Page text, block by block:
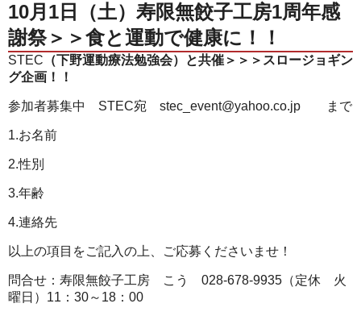
10月1日（土）寿限無餃子工房1周年感
謝祭＞＞食と運動で健康に！！
STEC （下野運動療法勉強会）と共催＞＞＞スロージョギン
グ企画！！
参加者募集中 STEC宛 stec_event@yahoo.co.jp まで
1.お名前
2.性別
3.年齢
4.連絡先
以上の項目をご記入の上、ご応募くださいませ！
問合せ：寿限無餃子工房 こう 028-678-9935（定休 火
曜日）11：30～18：00